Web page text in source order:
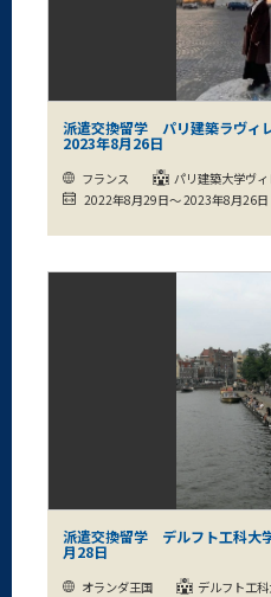
派遣交換留学 パリ建築ラヴ
2023年8月26日
フランス
パリ建築大学ヴ
2022年8月29日～ 2023年8月26日
派遣交換留学 デルフト工科
月28日
オランダ王国
デルフト工